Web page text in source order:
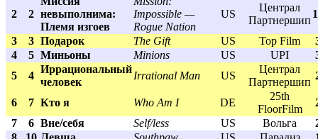
2 2 невыполнима:
Племя изгоев
Impossible —
Rogue Nation
US
Централ
Партнершип
3 3 Подарок The Gift US Top Film
4
5 Миньоны Minions US UPI
5
4
Иррациональный
человек
Irrational Man US
Централ
Партнершип
6 7 Кто я Who Am I DE
25th
FloorFilm
7
6 Вне/себя Self/less US Вольга